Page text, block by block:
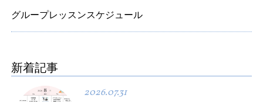
グループレッスンスケジュール
新着記事
2026.07.31